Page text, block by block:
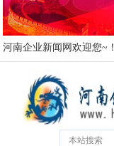
河南企业新闻网欢迎您~！